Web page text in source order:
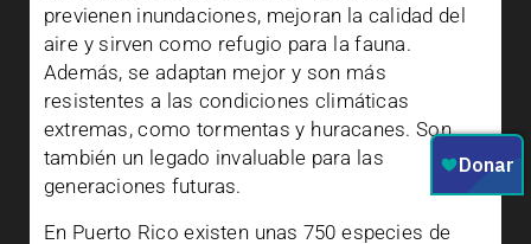
previenen inundaciones, mejoran la calidad del
aire y sirven como refugio para la fauna.
Además, se adaptan mejor y son más
resistentes a las condiciones climáticas
extremas, como tormentas y huracanes. Son
también un legado invaluable para las
generaciones futuras.
En Puerto Rico existen unas 750 especies de